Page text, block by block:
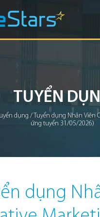
TUYỂN
dụng / Tuyển dụng Nhân Viên
ứng tuyển 31/05/2026)
dụng